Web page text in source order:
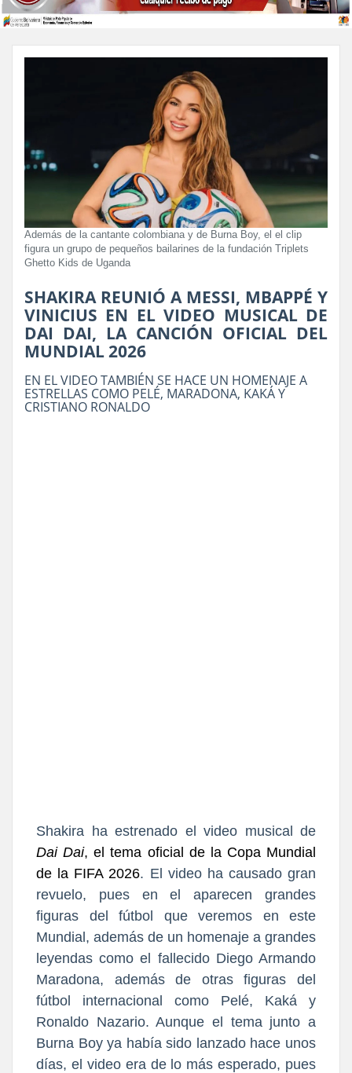
Además de la cantante colombiana y de Burna Boy, el el clip
figura un grupo de pequeños bailarines de la fundación Triplets
Ghetto Kids de Uganda
SHAKIRA REUNIÓ A MESSI, MBAPPÉ Y
VINICIUS EN EL VIDEO MUSICAL DE
DAI DAI, LA CANCIÓN OFICIAL DEL
MUNDIAL 2026
EN EL VIDEO TAMBIÉN SE HACE UN HOMENAJE A
ESTRELLAS COMO PELÉ, MARADONA, KAKÁ Y
CRISTIANO RONALDO
Shakira ha estrenado el video musical de
Dai Dai, el tema oficial de la Copa Mundial
de la FIFA 2026. El video ha causado gran
revuelo, pues en el aparecen grandes
figuras del fútbol que veremos en este
Mundial, además de un homenaje a grandes
leyendas como el fallecido Diego Armando
Maradona, además de otras figuras del
fútbol internacional como
Pelé, Kaká y
Ronaldo Nazario. Aunque el tema junto a
Burna Boy ya había sido lanzado hace unos
días, el video era de lo más esperado, pues